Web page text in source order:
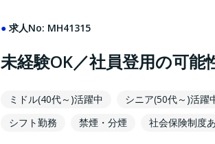
求人No: MH41315
未経験OK／社員登用の可
ミドル(40代～)活躍中
シニア(50代～)活躍
シフト勤務
禁煙・分煙 社会保険制度